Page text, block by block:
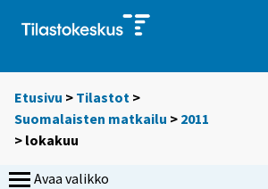
Etusivu > Tilastot >
Suomalaisten matkailu > 2011
> lokakuu
Avaa valikko